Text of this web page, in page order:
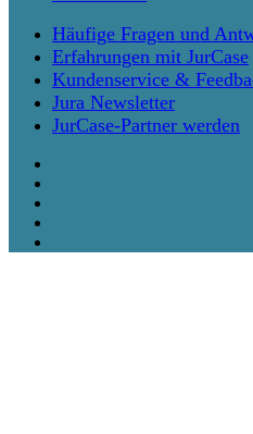
Häufige Fragen und
Erfahrungen mit JurCase
Kundenservice &
Jura Newsletter
JurCase-Partner werden